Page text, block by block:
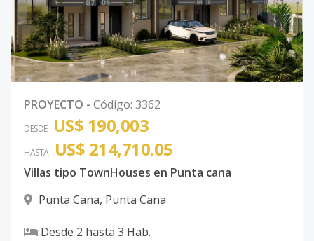
PROYECTO - Código: 3362
DESDE US$ 190,003
HASTA US$ 214,710.05
Villas tipo TownHouses en Punta cana
Punta Cana, Punta Cana
Desde 2 hasta 3 Hab.